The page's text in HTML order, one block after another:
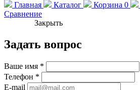
Главная Каталог Корзина 0
Сравнение
Закрыть
Задать вопрос
Ваше имя *
Телефон *
E-mail